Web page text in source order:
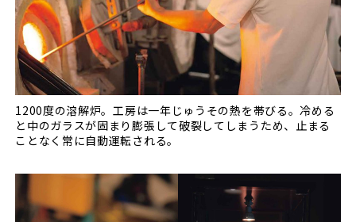
1200度の溶解炉。工房は一年じゅうその熱を帯びる。冷める
と中のガラスが固まり膨張して破裂してしまうため、止まる
ことなく常に自動運転される。